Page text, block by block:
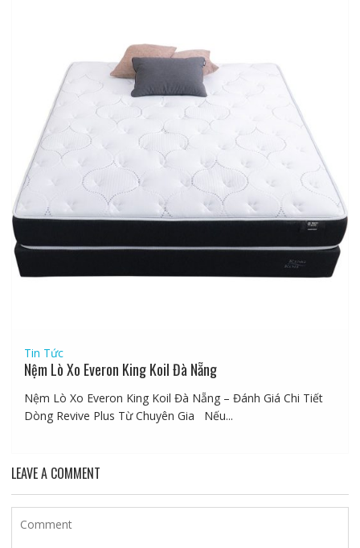
Tin Tức
Nệm Lò Xo Everon King Koil Đà Nẵng
Nệm Lò Xo Everon King Koil Đà Nẵng – Đánh Giá Chi Tiết
Dòng Revive Plus Từ Chuyên Gia Nếu...
LEAVE A COMMENT